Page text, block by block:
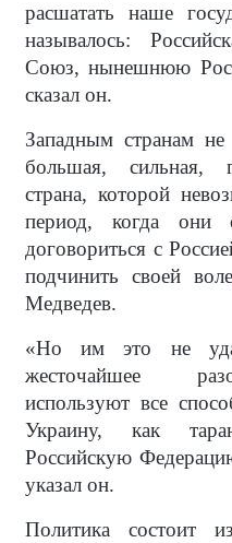
расшатать наше
называлось:
Союз, нынешнюю
сказал он.
Западным странам
большая, сильная,
страна, которой
период, когда они
договориться с
подчинить своей
Медведев.
«Но им это не
жесточайшее
используют все
Украину, как
Российскую
указал он.
Политика состоит